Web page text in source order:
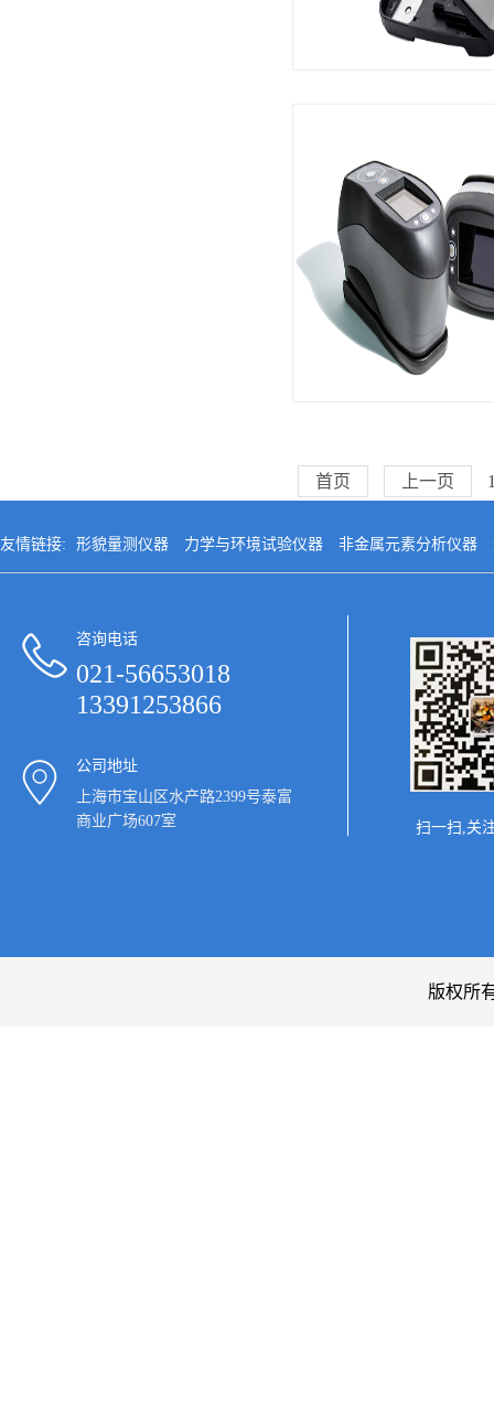
首页 上一页
友情链接: 形貌量测仪器 力学与环境试验仪器 非金属元素分析仪器
咨询电话
021-56653018
13391253866
公司地址
上海市宝山区水产路2399号泰富
商业广场607室
扫一扫,关
版权所